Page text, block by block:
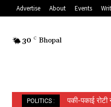
Advertise About Events
30 C Bhopal
POLITICS : पकी-पकाई रोटी